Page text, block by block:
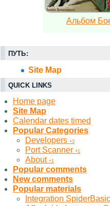
Альбом
ПУТЬ:
Site Map
QUICK LINKS
Home page
Site Map
Calendar dates timed
Popular Categories
Developers +3
Port Scanner +1
About +1
Popular comments
New comments
Popular materials
Integration